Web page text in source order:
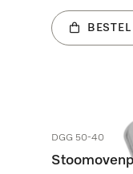
DGG 50-40